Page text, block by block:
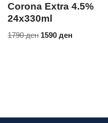
Corona Extra 4.5%
24x330ml
1790ден 1590 ден